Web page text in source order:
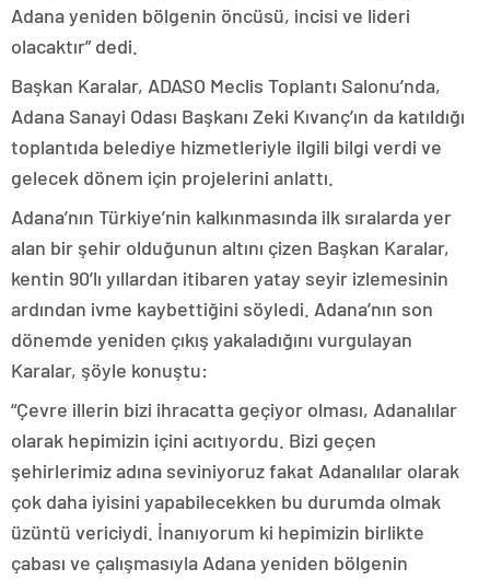
Adana yeniden bölgenin öncüsü, incisi ve lideri
olacaktır” dedi.
Başkan Karalar, ADASO Meclis Toplantı Salonu’nda,
Adana Sanayi Odası Başkanı Zeki Kıvanç’ın da katıldığı
toplantıda belediye hizmetleriyle ilgili bilgi verdi ve
gelecek dönem için projelerini anlattı.
Adana’nın Türkiye’nin kalkınmasında ilk sıralarda yer
alan bir şehir olduğunun altını çizen Başkan Karalar,
kentin 90’lı yıllardan itibaren yatay seyir izlemesinin
ardından ivme kaybettiğini söyledi. Adana’nın son
dönemde yeniden çıkış yakaladığını vurgulayan
Karalar, şöyle konuştu:
“Çevre illerin bizi ihracatta geçiyor olması, Adanalılar
olarak hepimizin içini acıtıyordu. Bizi geçen
şehirlerimiz adına seviniyoruz fakat Adanalılar olarak
çok daha iyisini yapabilecekken bu durumda olmak
üzüntü vericiydi. İnanıyorum ki hepimizin birlikte
çabası ve çalışmasıyla Adana yeniden bölgenin